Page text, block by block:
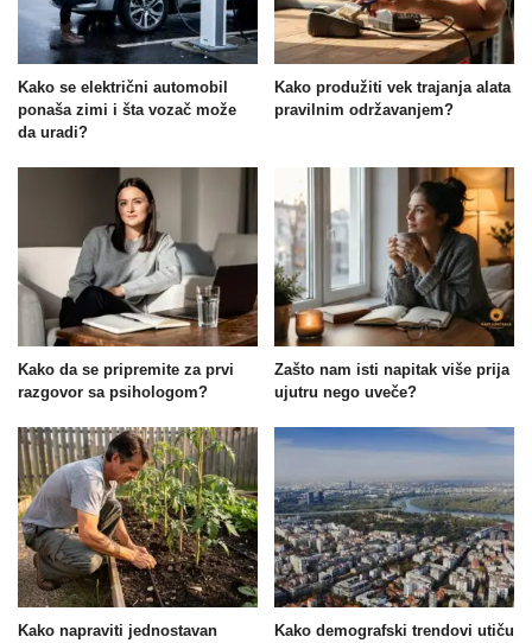
Kako se električni automobil
ponaša zimi i šta vozač može
da uradi?
Kako produžiti vek trajanja alata
pravilnim održavanjem?
Kako da se pripremite za prvi
razgovor sa psihologom?
Zašto nam isti napitak više prija
ujutru nego uveče?
Kako napraviti jednostavan
Kako demografski trendovi utiču